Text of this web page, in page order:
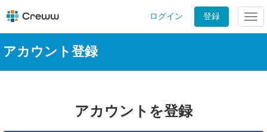
ログイン 登録
アカウント登録
アカウントを登録